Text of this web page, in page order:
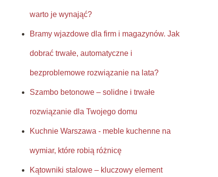
warto je wynająć?
Bramy wjazdowe dla firm i magazynów. Jak
dobrać trwałe, automatyczne i
bezproblemowe rozwiązanie na lata?
Szambo betonowe – solidne i trwałe
rozwiązanie dla Twojego domu
Kuchnie Warszawa - meble kuchenne na
wymiar, które robią różnicę
Kątowniki stalowe – kluczowy element